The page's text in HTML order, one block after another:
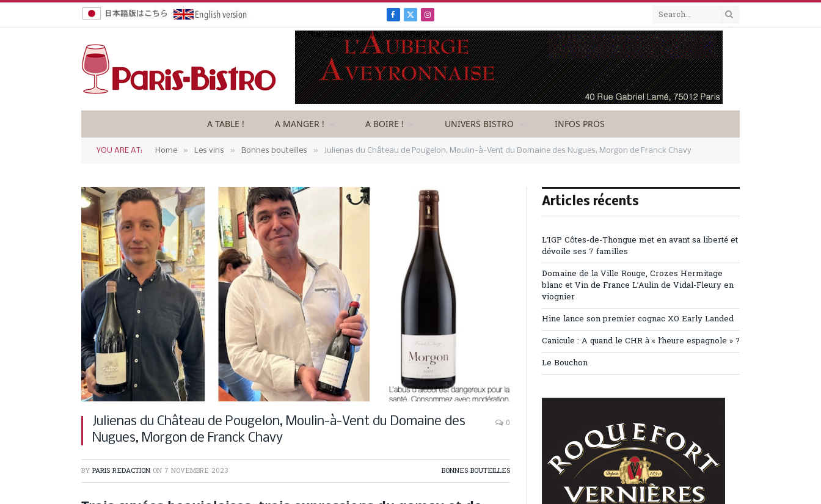
Facebook
X
(Twitter)
Instagram
A TABLE ! A MANGER ! A BOIRE ! UNIVERS BISTRO INFOS PROS
YOU ARE AT: Home » Les vins » Bonnes bouteilles » Julienas du Château de Pougelon, Moulin-à-Vent du Domaine des Nugues, Morgon de Franck Chavy
Julienas du Château de Pougelon, Moulin-à-Vent du Domaine des
Nugues, Morgon de Franck Chavy
0
BY PARIS REDACTION ON 7 NOVEMBRE 2023 BONNES BOUTEILLES
Articles récents
L’IGP Côtes-de-Thongue met en avant sa liberté et
dévoile ses 7 familles
Domaine de la Ville Rouge, Crozes Hermitage
blanc et Vin de France L’Aulin de Vidal-Fleury en
viognier
Hine lance son premier cognac XO Early Landed
Canicule : A quand le CHR à « l’heure espagnole » ?
Le Bouchon